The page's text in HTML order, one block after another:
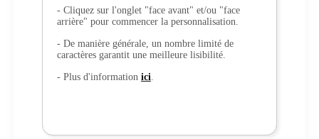
- Cliquez sur l'onglet "face avant" et/ou "face
arrière" pour commencer la personnalisation.
- De manière générale, un nombre limité de
caractères garantit une meilleure lisibilité.
- Plus d'information ici.